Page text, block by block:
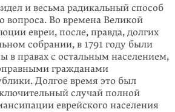
и весьма радикальный способ
вопроса. Во времена Великой
евреи, после, правда, долгих
собрании, в 1791 году были
в правах с остальным населением,
гражданами
Долгое время это был
случай полной
еврейского населения